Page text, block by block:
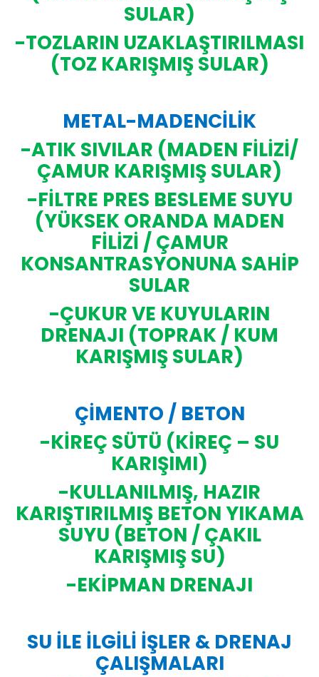
SULAR)
-TOZLARIN UZAKLAŞTIRILMASI
(TOZ KARIŞMIŞ SULAR)
METAL-MADENCİLİK
-ATIK SIVILAR (MADEN FİLİZİ/
ÇAMUR KARIŞMIŞ SULAR)
-FİLTRE PRES BESLEME SUYU
(YÜKSEK ORANDA MADEN
FİLİZİ / ÇAMUR
KONSANTRASYONUNA SAHİP
SULAR
-ÇUKUR VE KUYULARIN
DRENAJI (TOPRAK / KUM
KARIŞMIŞ SULAR)
ÇİMENTO / BETON
-KİREÇ SÜTÜ (KİREÇ – SU
KARIŞIMI)
-KULLANILMIŞ, HAZIR
KARIŞTIRILMIŞ BETON YIKAMA
SUYU (BETON / ÇAKIL
KARIŞMIŞ SU)
-EKİPMAN DRENAJI
SU İLE İLGİLİ İŞLER & DRENAJ
ÇALIŞMALARI